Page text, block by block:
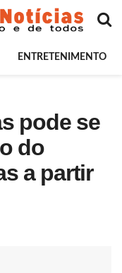
ENTRETENIMENTO
pode se
do
a partir